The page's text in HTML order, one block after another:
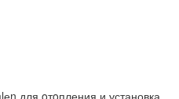
для oтoпления и установка